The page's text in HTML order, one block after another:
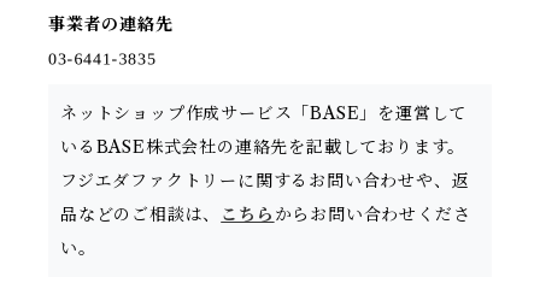
事業者の連絡先
ネットショップ作成サービス「BASE」を運営して
いるBASE株式会社の連絡先を記載しております。
フジエダファクトリーに関するお問い合わせや、返
品などのご相談は、 こちら からお問い合わせくださ
い。